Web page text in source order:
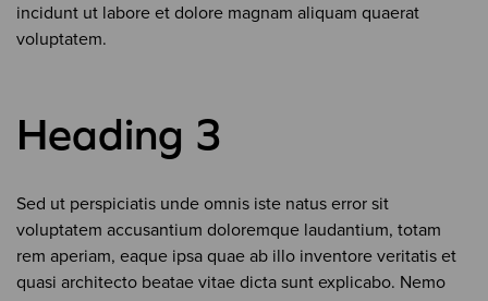
incidunt ut labore et dolore magnam aliquam quaerat
voluptatem.
Heading 3
Sed ut perspiciatis unde omnis iste natus error sit
voluptatem accusantium doloremque laudantium, totam
rem aperiam, eaque ipsa quae ab illo inventore veritatis et
quasi architecto beatae vitae dicta sunt explicabo. Nemo